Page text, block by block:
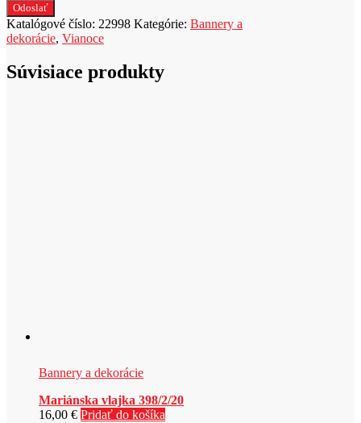
Odoslať
Katalógové číslo: 22998 Kategórie: Bannery a
dekorácie, Vianoce
Súvisiace produkty
Bannery a dekorácie
Mariánska vlajka 398/2/20
16,00 € Pridať do košíka